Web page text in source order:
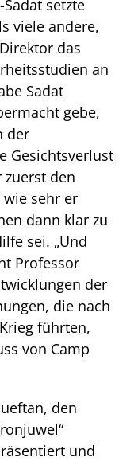
setzte
viele andere,
das
an
Sadat
gebe,
der
Gesichtsverlust
zuerst den
sehr er
dann klar zu
sei. „Und
Professor
der
die nach
führten,
von Camp
den
und